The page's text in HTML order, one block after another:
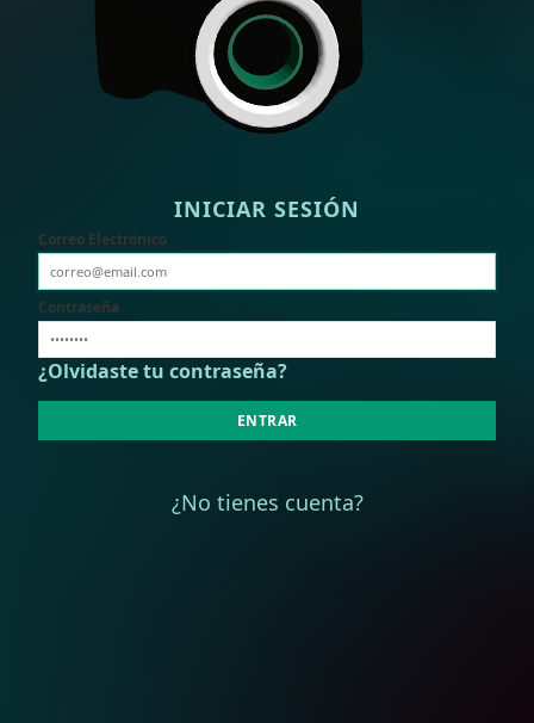
INICIAR SESIÓN
Correo Electrónico
Contraseña
¿Olvidaste tu contraseña?
ENTRAR
¿No tienes cuenta?